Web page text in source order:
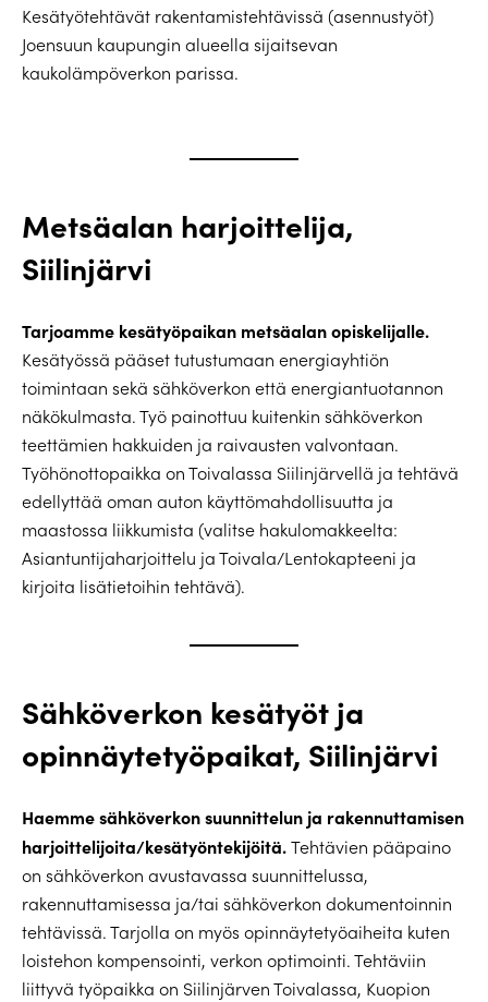
Kesätyötehtävät rakentamistehtävissä (asennustyöt)
Joensuun kaupungin alueella sijaitsevan
kaukolämpöverkon parissa.
Metsäalan harjoittelija,
Siilinjärvi
Tarjoamme kesätyöpaikan metsäalan opiskelijalle.
Kesätyössä pääset tutustumaan energiayhtiön
toimintaan sekä sähköverkon että energiantuotannon
näkökulmasta. Työ painottuu kuitenkin sähköverkon
teettämien hakkuiden ja raivausten valvontaan.
Työhönottopaikka on Toivalassa Siilinjärvellä ja tehtävä
edellyttää oman auton käyttömahdollisuutta ja
maastossa liikkumista (valitse hakulomakkeelta:
Asiantuntijaharjoittelu ja Toivala/Lentokapteeni ja
kirjoita lisätietoihin tehtävä).
Sähköverkon kesätyöt ja
opinnäytetyöpaikat, Siilinjärvi
Haemme sähköverkon suunnittelun ja rakennuttamisen
harjoittelijoita/kesätyöntekijöitä.Tehtävien pääpaino
on sähköverkon avustavassa suunnittelussa,
rakennuttamisessa ja/tai sähköverkon dokumentoinnin
tehtävissä. Tarjolla on myös opinnäytetyöaiheita kuten
loistehon kompensointi, verkon optimointi. Tehtäviin
liittyvä työpaikka on Siilinjärven Toivalassa, Kuopion